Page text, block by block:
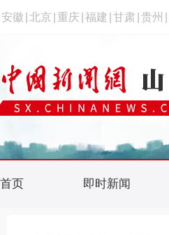
安徽 北京 重庆 福建 甘肃 贵州
首页 即时新闻